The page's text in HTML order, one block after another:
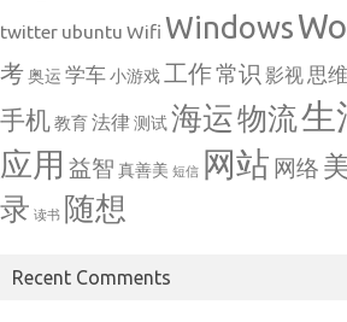
twitter ubuntu Wifi Windows
考奥运 学车小游戏 工作常识 影视 思
手机 教育法律测试海运物流生
应用 益智 真善美 短信 网站 网络
录 读书 随想
Recent Comments